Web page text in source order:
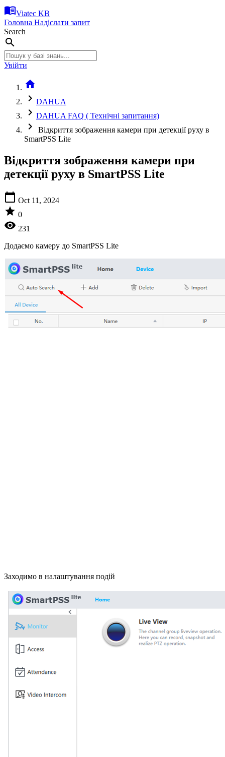
menu_bookViatec KB
Головна Надіслати запит
Search
search
Увійти
home
chevron_right DAHUA
chevron_right DAHUA FAQ ( Технічні запитання)
chevron_right
Відкриття зображення камери при детекції руху в
SmartPSS Lite
Відкриття зображення камери при
детекції руху в SmartPSS Lite
calendar_today Oct 11, 2024
star 0
visibility 231
Додаємо камеру до SmartPSS Lite
Заходимо в налаштування подій